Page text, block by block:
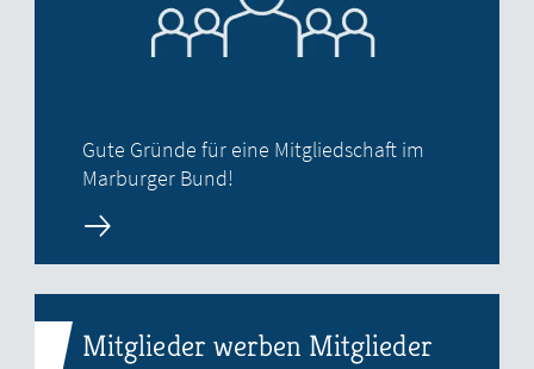
Gute Gründe für eine Mitgliedschaft im
Marburger Bund!
Mitglieder werben Mitglieder